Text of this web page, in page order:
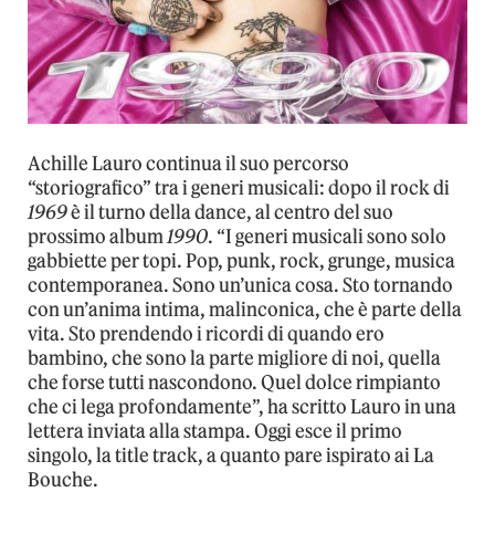
Achille Lauro continua il suo percorso
“storiografico” tra i generi musicali: dopo il rock di
1969è il turno della dance, al centro del suo
prossimo album1990. “I generi musicali sono solo
gabbiette per topi. Pop, punk, rock, grunge, musica
contemporanea. Sono un’unica cosa. Sto tornando
con un’anima intima, malinconica, che è parte della
vita. Sto prendendo i ricordi di quando ero
bambino, che sono la parte migliore di noi, quella
che forse tutti nascondono. Quel dolce rimpianto
che ci lega profondamente”, ha scritto Lauro in una
lettera inviata alla stampa. Oggi esce il primo
singolo, la title track, a quanto pare ispirato ai La
Bouche.